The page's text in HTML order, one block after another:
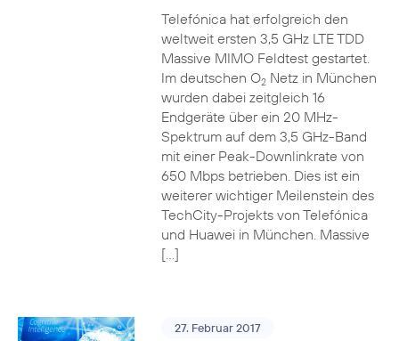
Telefónica hat erfolgreich den
weltweit ersten 3,5 GHz LTE TDD
Massive MIMO Feldtest gestartet.
Im deutschen O2Netz in München
wurden dabei zeitgleich 16
Endgeräte über ein 20 MHz-
Spektrum auf dem 3,5 GHz-Band
mit einer Peak-Downlinkrate von
650 Mbps betrieben. Dies ist ein
weiterer wichtiger Meilenstein des
TechCity-Projekts von Telefónica
und Huawei in München. Massive
[…]
27. Februar 2017